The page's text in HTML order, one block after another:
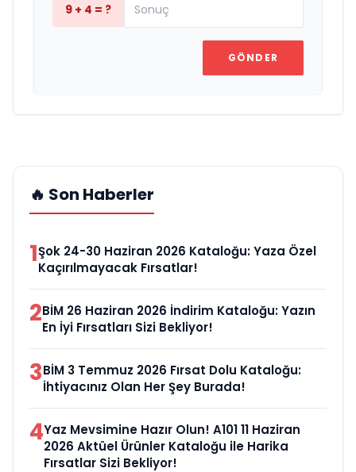
9 + 4 = ?
GÖNDER
🔥 Son Haberler
1Şok 24-30 Haziran 2026 Kataloğu: Yaza Özel
Kaçırılmayacak Fırsatlar!
2BİM 26 Haziran 2026 İndirim Kataloğu: Yazın
En İyi Fırsatları Sizi Bekliyor!
3BİM 3 Temmuz 2026 Fırsat Dolu Kataloğu:
İhtiyacınız Olan Her Şey Burada!
4Yaz Mevsimine Hazır Olun! A101 11 Haziran
2026 Aktüel Ürünler Kataloğu ile Harika
Fırsatlar Sizi Bekliyor!